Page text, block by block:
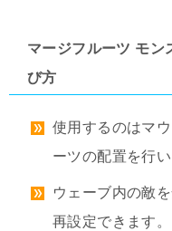
マージフルーツ モン
び方
使用するのはマ
ーツの配置を行い
ウェーブ内の敵
再設定できます。